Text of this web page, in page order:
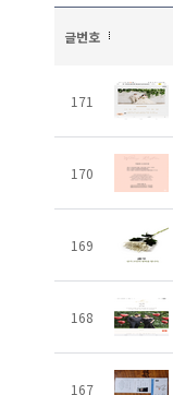
글번호
171
170
169
168
167